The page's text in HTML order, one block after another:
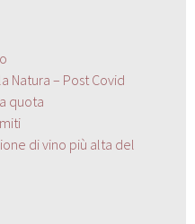
Natura – Post Covid
quota
di vino più alta del